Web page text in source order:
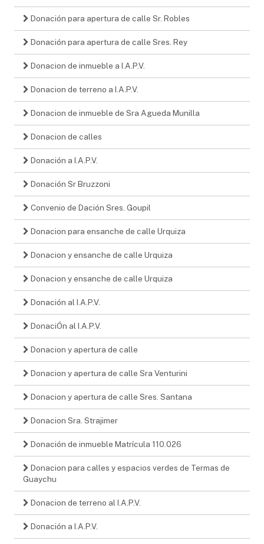
Donación para apertura de calle Sr. Robles
Donación para apertura de calle Sres. Rey
Donacion de inmueble a I.A.P.V.
Donacion de terreno a I.A.P.V.
Donacion de inmueble de Sra Agueda Munilla
Donacion de calles
Donación a I.A.P.V.
Donación Sr Bruzzoni
Convenio de Dación Sres. Goupil
Donacion para ensanche de calle Urquiza
Donacion y ensanche de calle Urquiza
Donacion y ensanche de calle Urquiza
Donación al I.A.P.V.
DonaciÓn al I.A.P.V.
Donacion y apertura de calle
Donacion y apertura de calle Sra Venturini
Donacion y apertura de calle Sres. Santana
Donacion Sra. Strajimer
Donación de inmueble Matrícula 110.026
Donacion para calles y espacios verdes de Termas de
Guaychu
Donacion de terreno al I.A.P.V.
Donación a I.A.P.V.